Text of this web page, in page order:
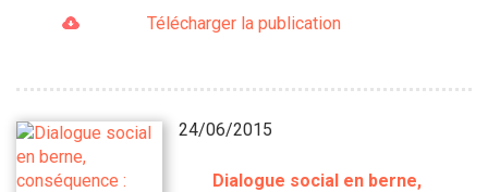
Télécharger la publication
24/06/2015
Dialogue social en berne,